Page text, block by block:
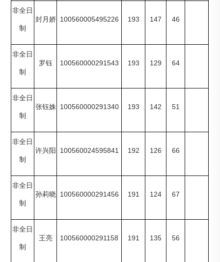
非全日
制
封月娇 100560005495226 193 147 46
非全日
制
罗钰 100560000291543 193 129 64
非全日
制
张钰姝 100560000291340 193 142 51
非全日
制
许兴阳 100560024595841 192 126 66
非全日
制
孙莉晓 100560000291456 191 124 67
非全日
制
王亮 100560000291158 191 135 56